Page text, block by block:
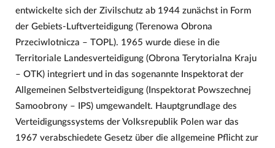
entwickelte sich der Zivilschutz ab 1944 zunächst in Form
der Gebiets-Luftverteidigung (Terenowa Obrona
Przeciwlotnicza – TOPL). 1965 wurde diese in die
Territoriale Landesverteidigung (Obrona Terytorialna Kraju
– OTK) integriert und in das sogenannte Inspektorat der
Allgemeinen Selbstverteidigung (Inspektorat Powszechnej
Samoobrony – IPS) umgewandelt. Hauptgrundlage des
Verteidigungssystems der Volksrepublik Polen war das
1967 verabschiedete Gesetz über die allgemeine Pflicht zur